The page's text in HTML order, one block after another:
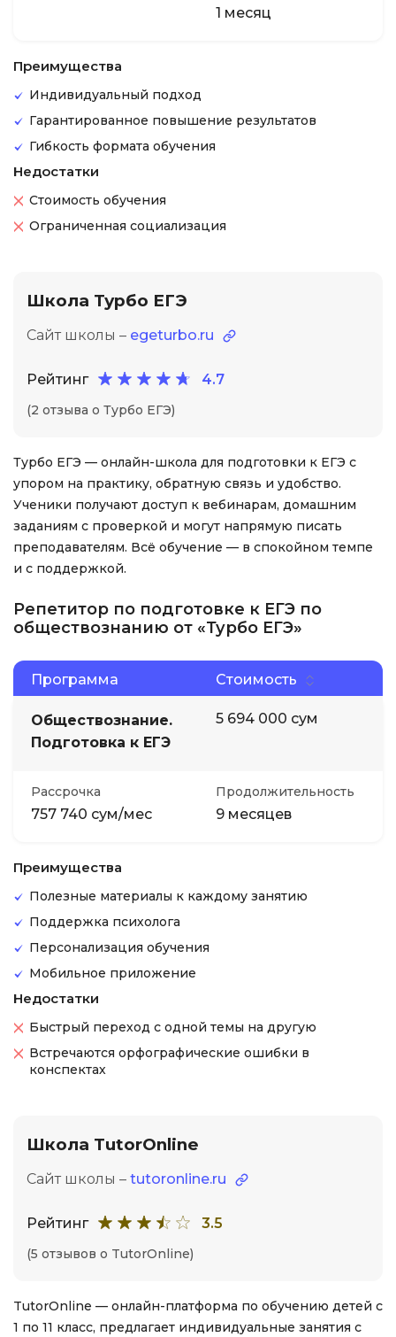
1 месяц
Преимущества
Индивидуальный подход
Гарантированное повышение результатов
Гибкость формата обучения
Недостатки
Стоимость обучения
Ограниченная социализация
Школа Турбо ЕГЭ
Сайт школы – egeturbo.ru
Рейтинг 4.7
(2 отзыва о Турбо ЕГЭ)
Турбо ЕГЭ — онлайн-школа для подготовки к ЕГЭ с
упором на практику, обратную связь и удобство.
Ученики получают доступ к вебинарам, домашним
заданиям с проверкой и могут напрямую писать
преподавателям. Всё обучение — в спокойном темпе
и с поддержкой.
Репетитор по подготовке к ЕГЭ по
обществознанию от «Турбо ЕГЭ»
Программа Стоимость
Обществознание.
Подготовка к ЕГЭ
5 694 000 сум
Рассрочка
757 740 сум/мес
Продолжительность
9 месяцев
Преимущества
Полезные материалы к каждому занятию
Поддержка психолога
Персонализация обучения
Мобильное приложение
Недостатки
Быстрый переход с одной темы на другую
Встречаются орфографические ошибки в
конспектах
Школа TutorOnline
Сайт школы – tutoronline.ru
Рейтинг 3.5
(5 отзывов о TutorOnline)
TutorOnline — онлайн-платформа по обучению детей с
1 по 11 класс, предлагает индивидуальные занятия с